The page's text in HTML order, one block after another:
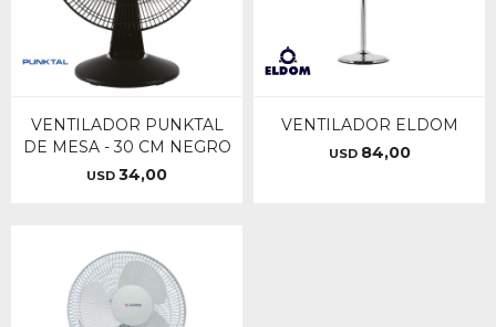
VENTILADOR PUNKTAL
DE MESA - 30 CM NEGRO
USD 34,00
VENTILADOR ELDOM
USD 84,00